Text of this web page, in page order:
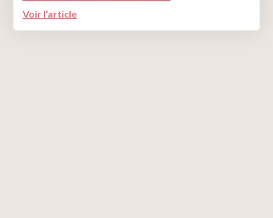
Voir l’article